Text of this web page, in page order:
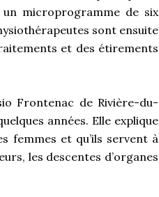
microprogramme de six
sont ensuite
et des étirements
Frontenac de Rivière-du-
années. Elle explique
femmes et qu’ils servent à
les descentes d’organes